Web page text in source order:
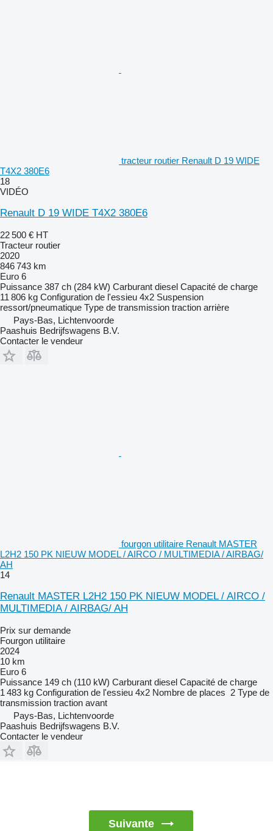
tracteur routier Renault D 19 WIDE
T4X2 380E6
18
VIDÉO
Renault D 19 WIDE T4X2 380E6
22 500 € HT
Tracteur routier
2020
846 743 km
Euro 6
Puissance 387 ch (284 kW) Carburant diesel Capacité de charge
11 806 kg Configuration de l'essieu 4x2 Suspension
ressort/pneumatique Type de transmission traction arrière
Pays-Bas, Lichtenvoorde
Paashuis Bedrijfswagens B.V.
Contacter le vendeur
fourgon utilitaire Renault MASTER
L2H2 150 PK NIEUW MODEL / AIRCO / MULTIMEDIA / AIRBAG/
AH
14
Renault MASTER L2H2 150 PK NIEUW MODEL / AIRCO /
MULTIMEDIA / AIRBAG/ AH
Prix sur demande
Fourgon utilitaire
2024
10 km
Euro 6
Puissance 149 ch (110 kW) Carburant diesel Capacité de charge
1 483 kg Configuration de l'essieu 4x2 Nombre de places 2 Type de
transmission traction avant
Pays-Bas, Lichtenvoorde
Paashuis Bedrijfswagens B.V.
Contacter le vendeur
Suivante